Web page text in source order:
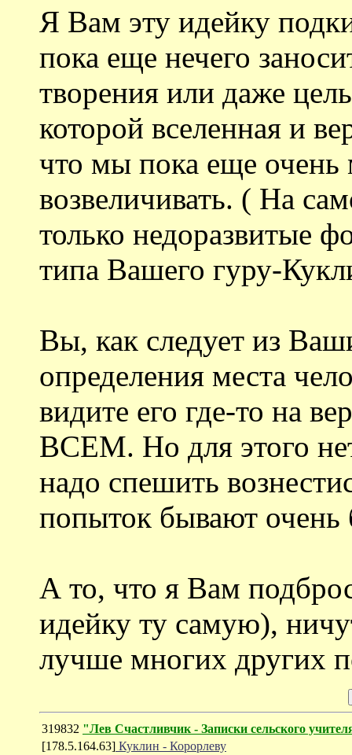
Я Вам эту идейку
пока еще нечего
творения или даже
которой вселенная и
что мы пока еще очень
возвеличивать. ( На
только недоразвитые
типа Вашего гуру-
Вы, как следует из
определения места
видите его где-то на
ВСЕМ. Но для этого
надо спешить
попыток бывают очень
А то, что я Вам
идейку ту самую),
лучше многих других
319832 "Лев Счастливчик - Записки сельского
[178.5.164.63] Куклин - Корорлеву